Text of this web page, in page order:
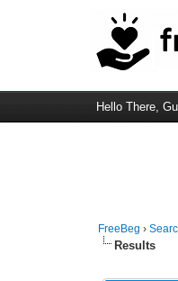
Hello There,
FreeBeg ›
Results